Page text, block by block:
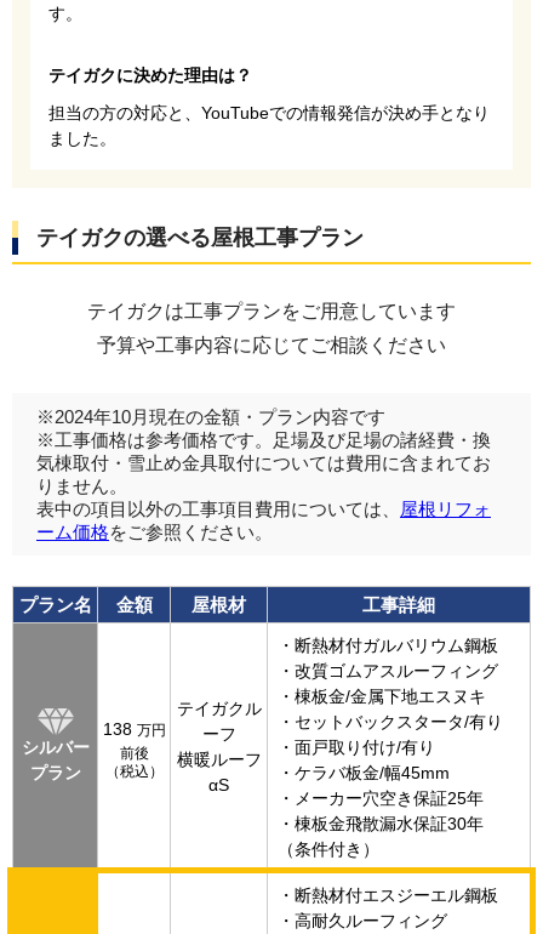
す。
テイガクに決めた理由は？
担当の方の対応と、YouTubeでの情報発信が決め手となり
ました。
テイガクの選べる屋根工事プラン
テイガクは工事プランをご用意しています
予算や工事内容に応じてご相談ください
※2024年10月現在の金額・プラン内容です
※工事価格は参考価格です。足場及び足場の諸経費・換
気棟取付・雪止め金具取付については費用に含まれてお
りません。
表中の項目以外の工事項目費用については、
屋根リフォ
ーム価格をご参照ください。
プラン名 金額 屋根材 工事詳細
シルバー
プラン
138 万円
前後
（税込）
テイガクル
ーフ
横暖ルーフ
αS
・断熱材付ガルバリウム鋼板
・改質ゴムアスルーフィング
・棟板金/金属下地エスヌキ
・セットバックスタータ/有り
・面戸取り付け/有り
・ケラバ板金/幅45mm
・メーカー穴空き保証25年
・棟板金飛散漏水保証30年
（条件付き）
・断熱材付エスジーエル鋼板
・高耐久ルーフィング